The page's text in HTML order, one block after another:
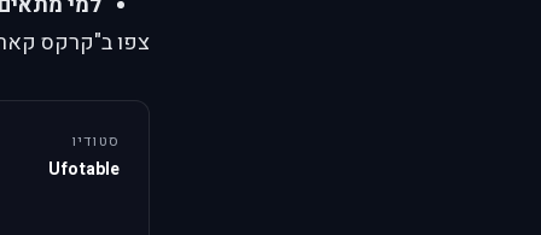
צפו ב"קרקס
סטודיו
Ufotable